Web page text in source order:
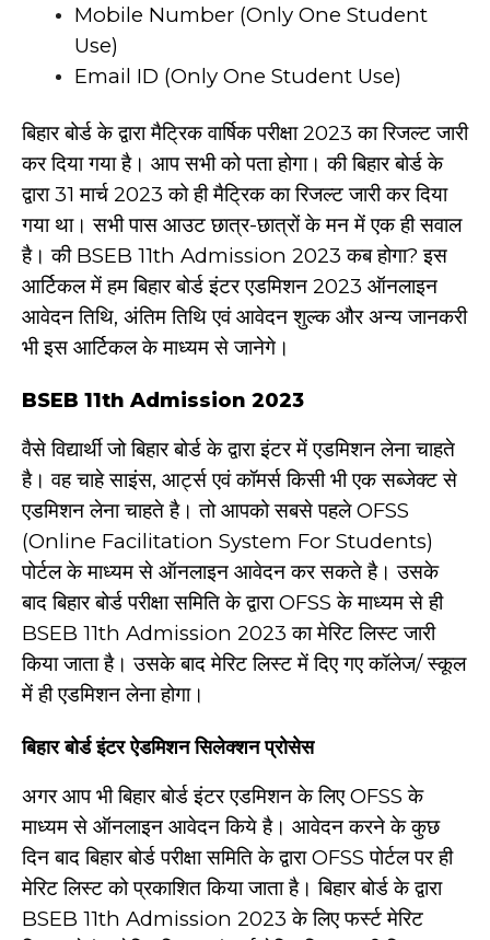
Mobile Number (Only One Student
Use)
Email ID (Only One Student Use)
बिहार बोर्ड के द्वारा मैट्रिक वार्षिक परीक्षा 2023 का रिजल्ट जारी
कर दिया गया है। आप सभी को पता होगा। की बिहार बोर्ड के
द्वारा 31 मार्च 2023 को ही मैट्रिक का रिजल्ट जारी कर दिया
गया था। सभी पास आउट छात्र-छात्रों के मन में एक ही सवाल
है। की BSEB 11th Admission 2023 कब होगा? इस
आर्टिकल में हम बिहार बोर्ड इंटर एडमिशन 2023 ऑनलाइन
आवेदन तिथि, अंतिम तिथि एवं आवेदन शुल्क और अन्य जानकरी
भी इस आर्टिकल के माध्यम से जानेगे।
BSEB 11th Admission 2023
वैसे विद्यार्थी जो बिहार बोर्ड के द्वारा इंटर में एडमिशन लेना चाहते
है। वह चाहे साइंस, आर्ट्स एवं कॉमर्स किसी भी एक सब्जेक्ट से
एडमिशन लेना चाहते है। तो आपको सबसे पहले OFSS
(Online Facilitation System For Students)
पोर्टल के माध्यम से ऑनलाइन आवेदन कर सकते है। उसके
बाद बिहार बोर्ड परीक्षा समिति के द्वारा OFSS के माध्यम से ही
BSEB 11th Admission 2023 का मेरिट लिस्ट जारी
किया जाता है। उसके बाद मेरिट लिस्ट में दिए गए कॉलेज/ स्कूल
में ही एडमिशन लेना होगा।
बिहार बोर्ड इंटर ऐडमिशन सिलेक्शन प्रोसेस
अगर आप भी बिहार बोर्ड इंटर एडमिशन के लिए OFSS के
माध्यम से ऑनलाइन आवेदन किये है। आवेदन करने के कुछ
दिन बाद बिहार बोर्ड परीक्षा समिति के द्वारा OFSS पोर्टल पर ही
मेरिट लिस्ट को प्रकाशित किया जाता है। बिहार बोर्ड के द्वारा
BSEB 11th Admission 2023 के लिए फर्स्ट मेरिट